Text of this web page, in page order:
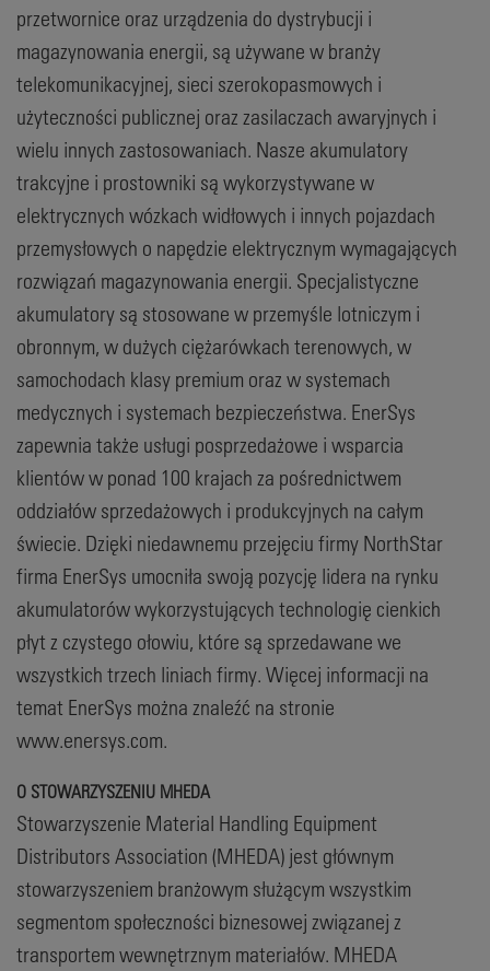
przetwornice oraz urządzenia do dystrybucji i
magazynowania energii, są używane w branży
telekomunikacyjnej, sieci szerokopasmowych i
użyteczności publicznej oraz zasilaczach awaryjnych i
wielu innych zastosowaniach. Nasze akumulatory
trakcyjne i prostowniki są wykorzystywane w
elektrycznych wózkach widłowych i innych pojazdach
przemysłowych o napędzie elektrycznym wymagających
rozwiązań magazynowania energii. Specjalistyczne
akumulatory są stosowane w przemyśle lotniczym i
obronnym, w dużych ciężarówkach terenowych, w
samochodach klasy premium oraz w systemach
medycznych i systemach bezpieczeństwa. EnerSys
zapewnia także usługi posprzedażowe i wsparcia
klientów w ponad 100 krajach za pośrednictwem
oddziałów sprzedażowych i produkcyjnych na całym
świecie. Dzięki niedawnemu przejęciu firmy NorthStar
firma EnerSys umocniła swoją pozycję lidera na rynku
akumulatorów wykorzystujących technologię cienkich
płyt z czystego ołowiu, które są sprzedawane we
wszystkich trzech liniach firmy. Więcej informacji na
temat EnerSys można znaleźć na stronie
www.enersys.com.
O STOWARZYSZENIU MHEDA
Stowarzyszenie Material Handling Equipment
Distributors Association (MHEDA) jest głównym
stowarzyszeniem branżowym służącym wszystkim
segmentom społeczności biznesowej związanej z
transportem wewnętrznym materiałów. MHEDA